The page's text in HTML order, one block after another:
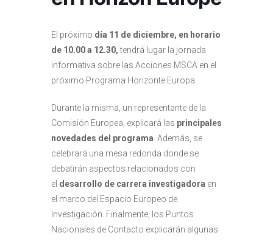
El próximo día 11 de diciembre, en horario
de 10.00 a 12.30,tendrá lugar la jornada
informativa sobre las Acciones MSCA en el
próximo Programa Horizonte Europa.
Durante la misma, un representante de la
Comisión Europea, explicará las principales
novedades del programa . Además, se
celebrará una mesa redonda donde se
debatirán aspectos relacionados con
el desarrollo de carrera investigadora en
el marco del Espacio Europeo de
Investigación. Finalmente, los Puntos
Nacionales de Contacto explicarán algunas